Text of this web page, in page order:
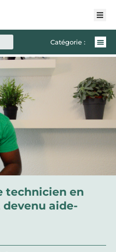
Catégorie :
technicien en
aide-